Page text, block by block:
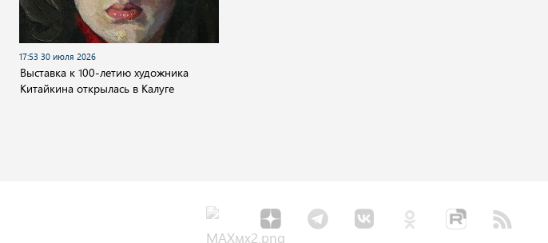
17:53 30 июля 2026
Выставка к 100-летию художника
Китайкина открылась в Калуге